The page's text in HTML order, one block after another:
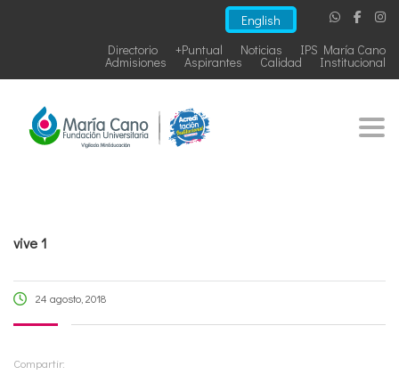
English
IPS María Cano
Noticias
+Puntual
Directorio
Institucional
Calidad
Aspirantes
Admisiones
vive 1
24 agosto, 2018
Compartir: